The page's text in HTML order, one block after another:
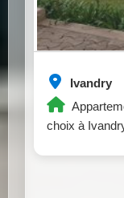
Ivandry
choix à